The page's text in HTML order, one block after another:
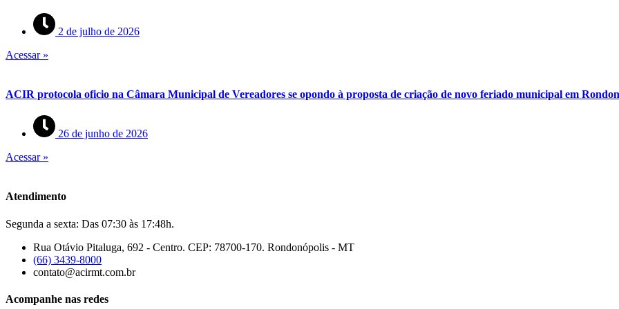
2 de julho de 2026
Acessar »
ACIR protocola oficio na Câmara Municipal de Vereadores se opondo à proposta de criação de novo feriado municipal em
26 de junho de 2026
Acessar »
Atendimento
Segunda a sexta: Das 07:30 às 17:48h.
Rua Otávio Pitaluga, 692 - Centro. CEP: 78700-170. Rondonópolis - MT
(66) 3439-8000
contato@acirmt.com.br
Acompanhe nas redes